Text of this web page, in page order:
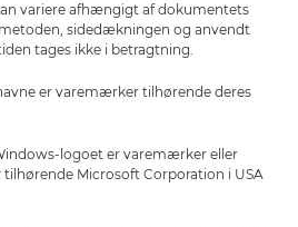
variere afhængigt af dokumentets
sidedækningen og anvendt
tages ikke i betragtning.
er varemærker tilhørende deres
logoet er varemærker eller
Microsoft Corporation i USA